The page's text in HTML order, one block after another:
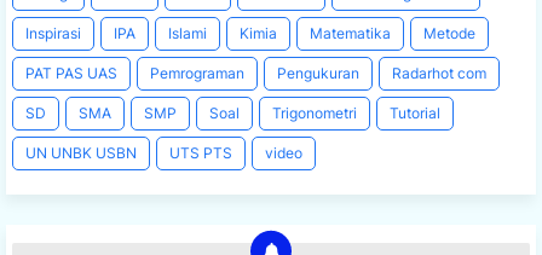
PAT PAS UAS Pemrograman Pengukuran Radarhot com
SD SMA SMP Soal Trigonometri Tutorial
UN UNBK USBN UTS PTS video